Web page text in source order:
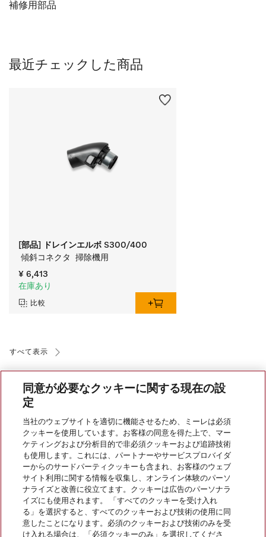
補修用部品
最近チェックした商品
[部品] ドレインエルボ S300/400
傾斜コネクタ  掃除機用
¥ 6,413
在庫あり
比較
すべて表示
会社案内
サービス
同意が必要なクッキーに関する現在の設
定
当社のウェブサイトを適切に機能させるため、ミーレは必須
クッキーを使用しています。お客様の同意を得た上で、マー
ケティングおよび分析目的で非必須クッキーおよび追跡技術
も使用します。これには、パートナーやサービスプロバイダ
ーからのサードパーティクッキーも含まれ、お客様のウェブ
サイト利用に関する情報を収集し、オンライン体験のパーソ
ナライズと改善に役立てます。クッキーは広告のパーソナラ
イズにも使用されます。 「すべてのクッキーを受け入れ
る」を選択すると、すべてのクッキーおよび技術の使用に同
意したことになります。必須のクッキーおよび技術のみを受
け入れる場合は、「必須クッキーのみ」を選択してくださ